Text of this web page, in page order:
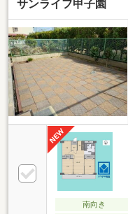
サンライフ甲子園
南向き